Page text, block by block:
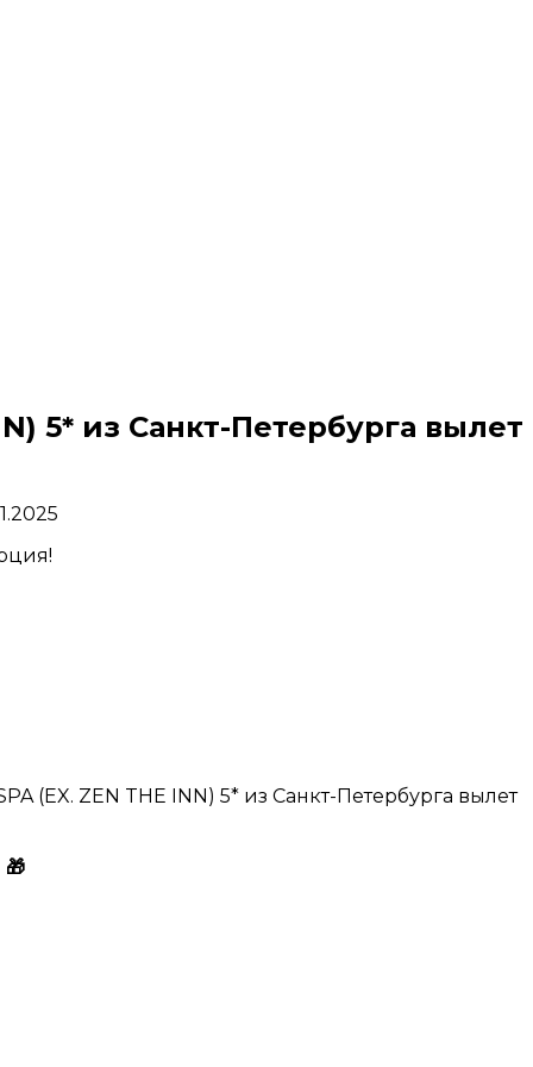
5* из Санкт-Петербурга вылет
(EX. ZEN THE INN) 5* из Санкт-Петербурга вылет